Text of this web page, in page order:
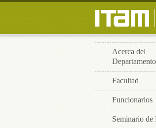
Acerca del
Departamento
Facultad
Funcionarios
Seminario de